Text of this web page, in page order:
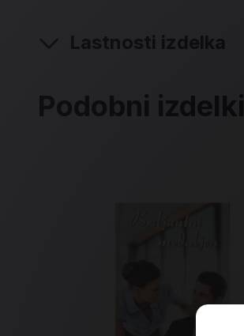
Lastnosti izdelka
Podobni izdelki